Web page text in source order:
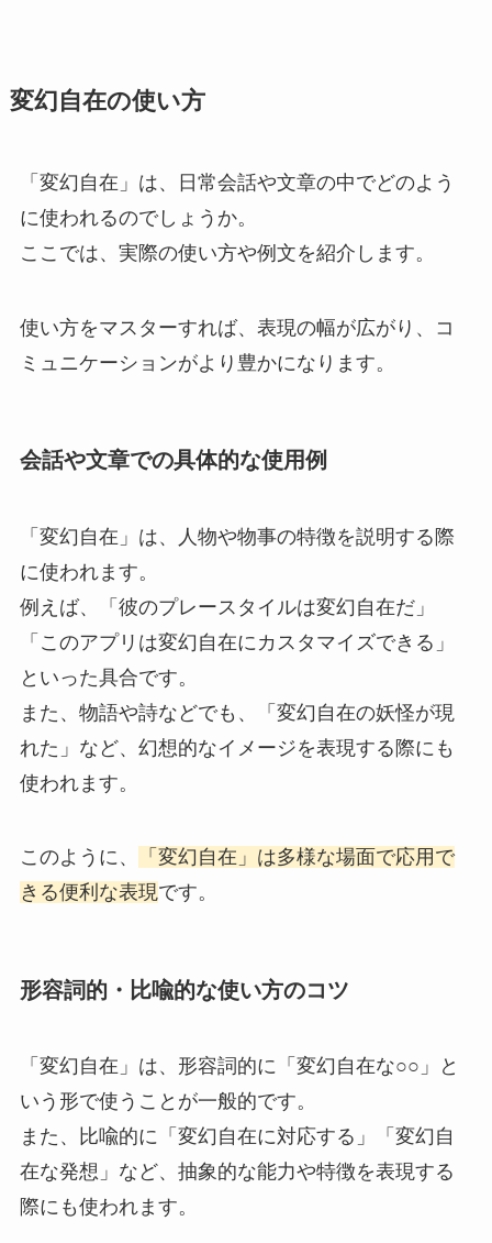
変幻自在の使い方
「変幻自在」は、日常会話や文章の中でどのよう
に使われるのでしょうか。
ここでは、実際の使い方や例文を紹介します。
使い方をマスターすれば、表現の幅が広がり、コ
ミュニケーションがより豊かになります。
会話や文章での具体的な使用例
「変幻自在」は、人物や物事の特徴を説明する際
に使われます。
例えば、「彼のプレースタイルは変幻自在だ」
「このアプリは変幻自在にカスタマイズできる」
といった具合です。
また、物語や詩などでも、「変幻自在の妖怪が現
れた」など、幻想的なイメージを表現する際にも
使われます。
このように、
「変幻自在」は多様な場面で応用で
きる便利な表現です。
形容詞的・比喩的な使い方のコツ
「変幻自在」は、形容詞的に「変幻自在な○○」と
いう形で使うことが一般的です。
また、比喩的に「変幻自在に対応する」「変幻自
在な発想」など、抽象的な能力や特徴を表現する
際にも使われます。